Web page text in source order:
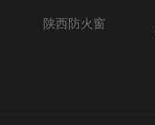
陕西防火窗